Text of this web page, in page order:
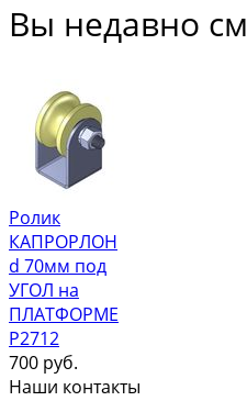
Вы недавно
Ролик
КАПРОРЛОН
d 70мм под
УГОЛ на
ПЛАТФОРМЕ
Р2712
700 руб.
Наши контакты